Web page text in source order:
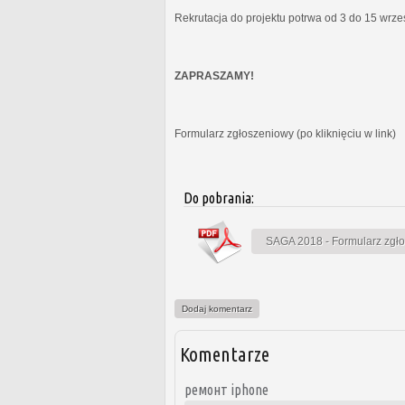
Rekrutacja do projektu potrwa od 3 do 15
ZAPRASZAMY!
Formularz zgłoszeniowy (po kliknięciu w link)
Do pobrania:
SAGA 2018 - Formularz
Dodaj komentarz
Komentarze
ремонт iphone